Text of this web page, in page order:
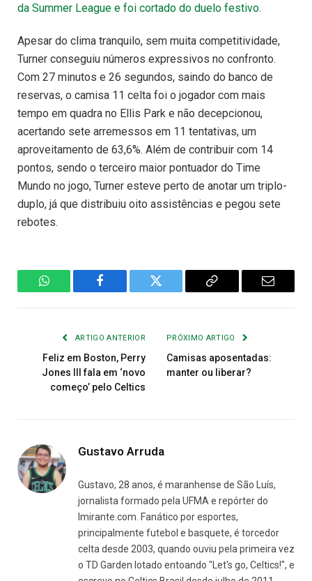
da Summer League e foi cortado do duelo festivo.
Apesar do clima tranquilo, sem muita competitividade,
Turner conseguiu números expressivos no confronto.
Com 27 minutos e 26 segundos, saindo do banco de
reservas, o camisa 11 celta foi o jogador com mais
tempo em quadra no Ellis Park e não decepcionou,
acertando sete arremessos em 11 tentativas, um
aproveitamento de 63,6%. Além de contribuir com 14
pontos, sendo o terceiro maior pontuador do Time
Mundo no jogo, Turner esteve perto de anotar um triplo-
duplo, já que distribuiu oito assistências e pegou sete
rebotes.
WhatsAppFacebook Twitter
Copiar
E-
ARTIGO ANTERIOR
Feliz em Boston, Perry
Jones III fala em ‘novo
começo’ pelo Celtics
PRÓXIMO ARTIGO
Camisas aposentadas:
manter ou liberar?
Gustavo Arruda
Gustavo, 28 anos, é maranhense de São Luís,
jornalista formado pela UFMA e repórter do
Imirante.com. Fanático por esportes,
principalmente futebol e basquete, é torcedor
celta desde 2003, quando ouviu pela primeira vez
o TD Garden lotado entoando "Let's go, Celtics!", e